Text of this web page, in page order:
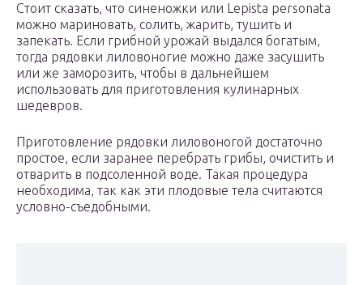
Стоит сказать, что синеножки или Lepista personata
можно мариновать, солить, жарить, тушить и
запекать. Если грибной урожай выдался богатым,
тогда рядовки лиловоногие можно даже засушить
или же заморозить, чтобы в дальнейшем
использовать для приготовления кулинарных
шедевров.
Приготовление рядовки лиловоногой достаточно
простое, если заранее перебрать грибы, очистить и
отварить в подсоленной воде. Такая процедура
необходима, так как эти плодовые тела считаются
условно-съедобными.